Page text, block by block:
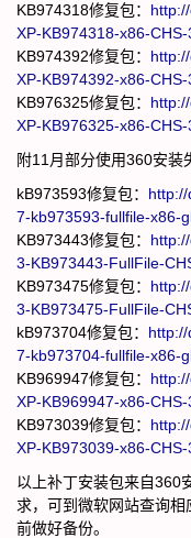
KB974318修复包：
XP-KB974318-x86-
KB974392修复包：
XP-KB974392-x86-
KB976325修复包：
XP-KB976325-x86-
附11月部分使用360安装
kB973593修复包：
7-kb973593-fullfile-x86-
KB973443修复包：
3-KB973443-FullFile-
KB973475修复包：
3-KB973475-FullFile-
kB973704修复包：
7-kb973704-fullfile-x86-
KB969947修复包：
XP-KB969947-x86-
KB973039修复包：
XP-KB973039-x86-
以上补丁安装包来自360
求，可到微软网站查询
前做好备份。